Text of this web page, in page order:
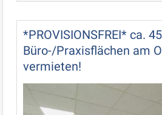
*PROVISIONSFREI* ca.
Büro-/Praxisflächen am
vermieten!